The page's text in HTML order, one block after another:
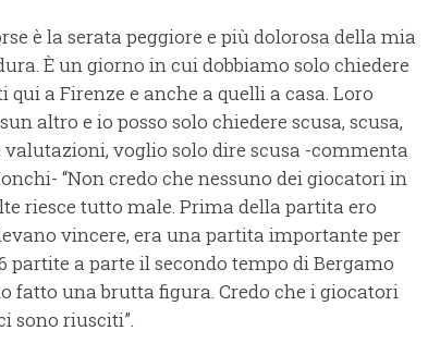
è la serata peggiore e più dolorosa della mia
È un giorno in cui dobbiamo solo chiedere
a Firenze e anche a quelli a casa. Loro
altro e io posso solo chiedere scusa, scusa,
voglio solo dire scusa -commenta
“Non credo che nessuno dei giocatori in
riesce tutto male. Prima della partita ero
vincere, era una partita importante per
partite a parte il secondo tempo di Bergamo
fatto una brutta figura. Credo che i giocatori
sono riusciti”.